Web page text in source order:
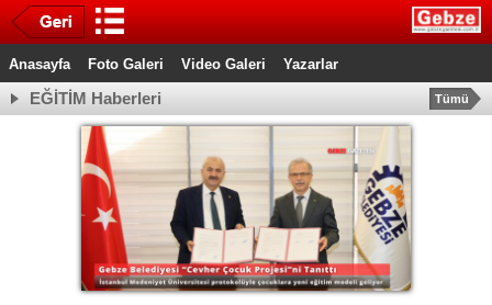
Anasayfa Foto Galeri Video Galeri Yazarlar
EĞİTİM Haberleri Tümü